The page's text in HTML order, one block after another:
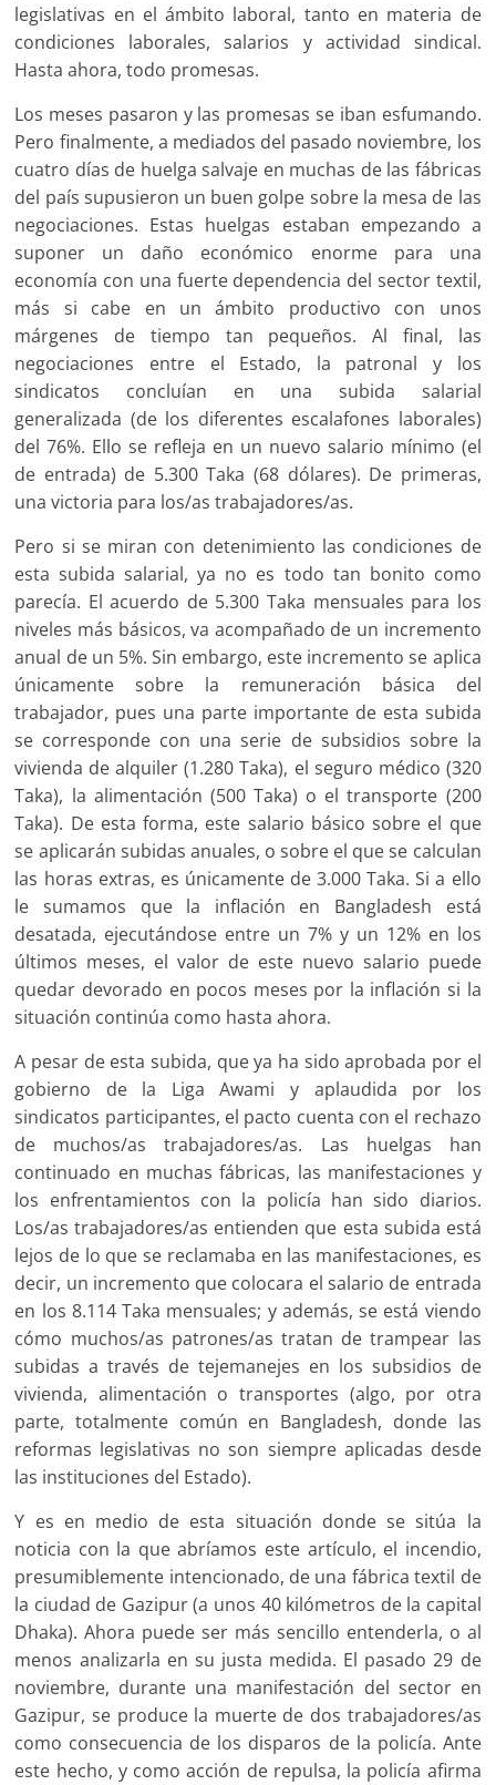
legislativas en el ámbito laboral, tanto en materia de
condiciones laborales, salarios y actividad sindical.
Hasta ahora, todo promesas.
Los meses pasaron y las promesas se iban esfumando.
Pero finalmente, a mediados del pasado noviembre, los
cuatro días de huelga salvaje en muchas de las fábricas
del país supusieron un buen golpe sobre la mesa de las
negociaciones. Estas huelgas estaban empezando a
suponer un daño económico enorme para una
economía con una fuerte dependencia del sector textil,
más si cabe en un ámbito productivo con unos
márgenes de tiempo tan pequeños. Al final, las
negociaciones entre el Estado, la patronal y los
sindicatos concluían en una subida salarial
generalizada (de los diferentes escalafones laborales)
del 76%. Ello se refleja en un nuevo salario mínimo (el
de entrada) de 5.300 Taka (68 dólares). De primeras,
una victoria para los/as trabajadores/as.
Pero si se miran con detenimiento las condiciones de
esta subida salarial, ya no es todo tan bonito como
parecía. El acuerdo de 5.300 Taka mensuales para los
niveles más básicos, va acompañado de un incremento
anual de un 5%. Sin embargo, este incremento se aplica
únicamente sobre la remuneración básica del
trabajador, pues una parte importante de esta subida
se corresponde con una serie de subsidios sobre la
vivienda de alquiler (1.280 Taka), el seguro médico (320
Taka), la alimentación (500 Taka) o el transporte (200
Taka). De esta forma, este salario básico sobre el que
se aplicarán subidas anuales, o sobre el que se calculan
las horas extras, es únicamente de 3.000 Taka. Si a ello
le sumamos que la inflación en Bangladesh está
desatada, ejecutándose entre un 7% y un 12% en los
últimos meses, el valor de este nuevo salario puede
quedar devorado en pocos meses por la inflación si la
situación continúa como hasta ahora.
A pesar de esta subida, que ya ha sido aprobada por el
gobierno de la Liga Awami y aplaudida por los
sindicatos participantes, el pacto cuenta con el rechazo
de muchos/as trabajadores/as. Las huelgas han
continuado en muchas fábricas, las manifestaciones y
los enfrentamientos con la policía han sido diarios.
Los/as trabajadores/as entienden que esta subida está
lejos de lo que se reclamaba en las manifestaciones, es
decir, un incremento que colocara el salario de entrada
en los 8.114 Taka mensuales; y además, se está viendo
cómo muchos/as patrones/as tratan de trampear las
subidas a través de tejemanejes en los subsidios de
vivienda, alimentación o transportes (algo, por otra
parte, totalmente común en Bangladesh, donde las
reformas legislativas no son siempre aplicadas desde
las instituciones del Estado).
Y es en medio de esta situación donde se sitúa la
noticia con la que abríamos este artículo, el incendio,
presumiblemente intencionado, de una fábrica textil de
la ciudad de Gazipur (a unos 40 kilómetros de la capital
Dhaka). Ahora puede ser más sencillo entenderla, o al
menos analizarla en su justa medida. El pasado 29 de
noviembre, durante una manifestación del sector en
Gazipur, se produce la muerte de dos trabajadores/as
como consecuencia de los disparos de la policía. Ante
este hecho, y como acción de repulsa, la policía afirma